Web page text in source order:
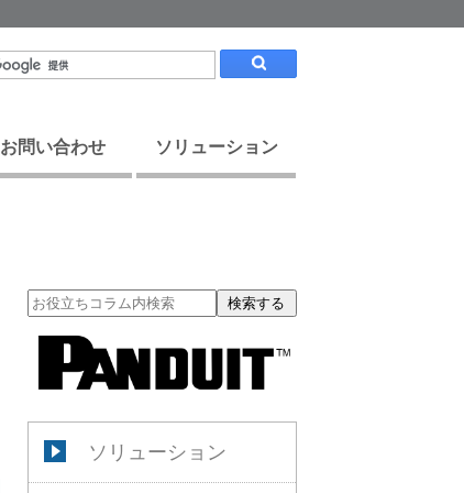
お問い合わせ ソリューション
検索する
ソリューション